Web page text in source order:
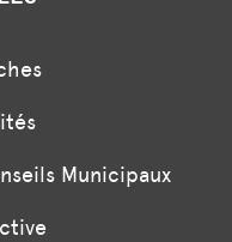
Municipaux